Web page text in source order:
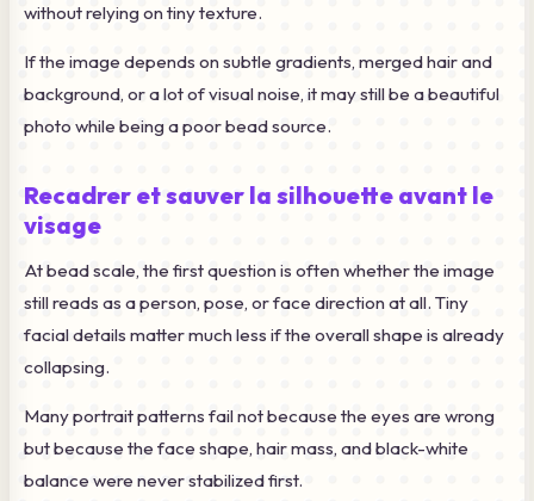
without relying on tiny texture.
If the image depends on subtle gradients, merged hair and
background, or a lot of visual noise, it may still be a beautiful
photo while being a poor bead source.
Recadrer et sauver la silhouette avant le
visage
At bead scale, the first question is often whether the image
still reads as a person, pose, or face direction at all. Tiny
facial details matter much less if the overall shape is already
collapsing.
Many portrait patterns fail not because the eyes are wrong
but because the face shape, hair mass, and black-white
balance were never stabilized first.